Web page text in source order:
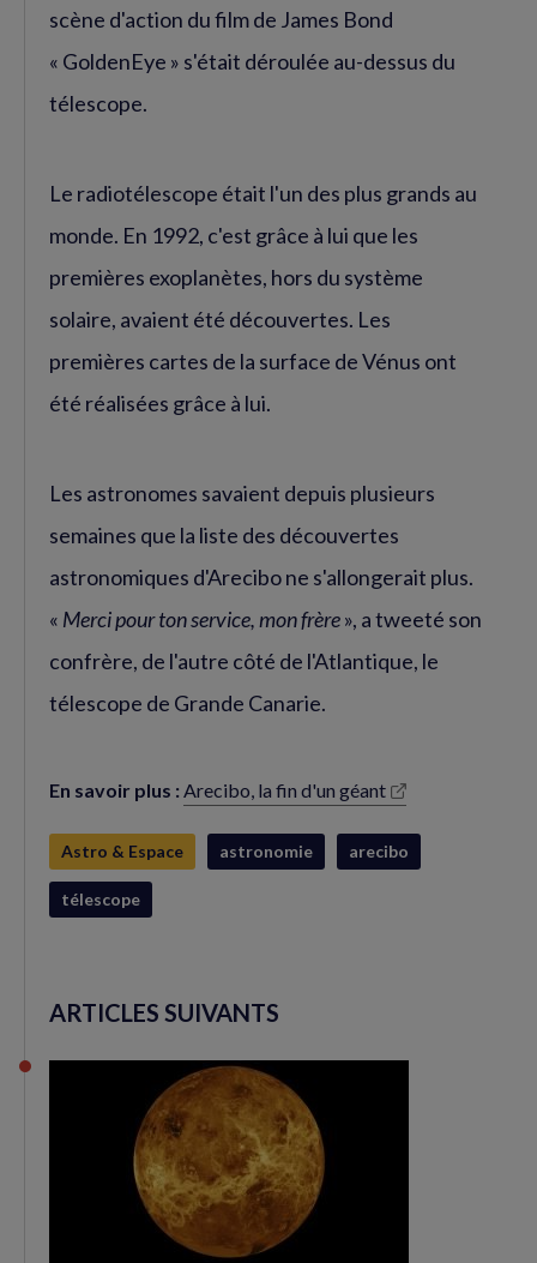
scène d'action du film de James Bond
« GoldenEye » s'était déroulée au-dessus du
télescope.
Le radiotélescope était l'un des plus grands au
monde. En 1992, c'est grâce à lui que les
premières exoplanètes, hors du système
solaire, avaient été découvertes. Les
premières cartes de la surface de Vénus ont
été réalisées grâce à lui.
Les astronomes savaient depuis plusieurs
semaines que la liste des découvertes
astronomiques d'Arecibo ne s'allongerait plus.
« Merci pour ton service, mon frère», a tweeté son
confrère, de l'autre côté de l'Atlantique, le
télescope de Grande Canarie.
En savoir plus : Arecibo, la fin d'un géant
(nouvelle
Astro & Espace astronomie arecibo
télescope
ARTICLES SUIVANTS